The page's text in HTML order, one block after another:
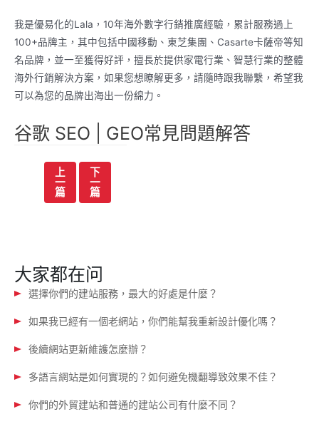
我是優易化的Lala，10年海外數字行銷推廣經驗，累計服務過上
100+品牌主，其中包括中國移動、東芝集團、Casarte卡薩帝等知
名品牌，並一至獲得好評，擅長於提供家電行業、智慧行業的整體
海外行銷解決方案，如果您想瞭解更多，請隨時跟我聯繫，希望我
可以為您的品牌出海出一份綿力。
谷歌 SEO | GEO常見問題解答
上
一
篇
下
一
篇
大家都在问
選擇你們的建站服務，最大的好處是什麼？
如果我已經有一個老網站，你們能幫我重新設計優化嗎？
後續網站更新維護怎麼辦？
多語言網站是如何實現的？如何避免機翻導致效果不佳？
你們的外貿建站和普通的建站公司有什麼不同？